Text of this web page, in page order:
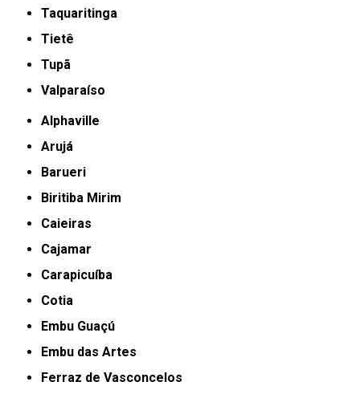
Taquaritinga
Tietê
Tupã
Valparaíso
Alphaville
Arujá
Barueri
Biritiba Mirim
Caieiras
Cajamar
Carapicuíba
Cotia
Embu Guaçú
Embu das Artes
Ferraz de Vasconcelos